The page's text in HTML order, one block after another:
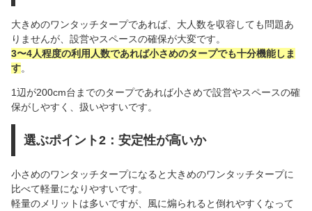
大きめのワンタッチタープであれば、大人数を収容しても問題あ
りませんが、設営やスペースの確保が大変です。
3〜4人程度の利用人数であれば小さめのタープでも十分機能しま
す。
1辺が200cm台までのタープであれば小さめで設営やスペースの確
保がしやすく、扱いやすいです。
選ぶポイント2：安定性が高いか
小さめのワンタッチタープになると大きめのワンタッチタープに
比べて軽量になりやすいです。
軽量のメリットは多いですが、風に煽られると倒れやすくなって